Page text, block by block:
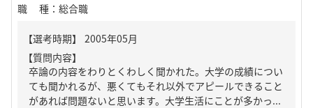
職種 ： 総合職
【質問内容】
卒論の内容をわりとくわしく聞かれた。大学の成績につい
ても聞かれるが、悪くてもそれ以外でアピールできること
があれば問題ないと思います。大学生活にことが多かっ...